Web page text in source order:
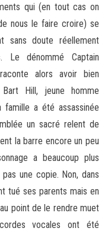
qui (en tout cas on
nous le faire croire) se
sans doute réellement
Le dénommé Captain
alors avoir bien
Bart Hill, jeune homme
famille a été assassinée
un sacré relent de
la barre encore un peu
a beaucoup plus
une copie. Non, dans
tué ses parents mais en
point de le rendre muet
vocales ont été